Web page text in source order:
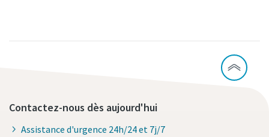
Contactez-nous dès aujourd'hui
Assistance d'urgence 24h/24 et 7j/7